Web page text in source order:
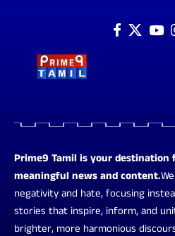
Prime9 Tamil is your destination
meaningful news and content.
negativity and hate, focusing
stories that inspire, inform, and
brighter, more harmonious